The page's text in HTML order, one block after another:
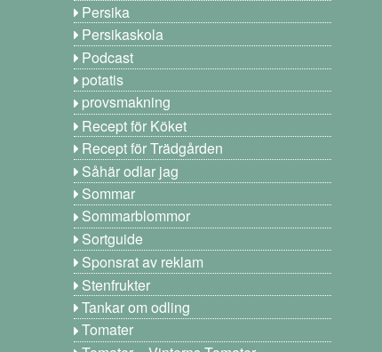
Persika
Persikaskola
Podcast
potatis
provsmakning
Recept för Köket
Recept för Trädgården
Såhär odlar jag
Sommar
Sommarblommor
Sortguide
Sponsrat av reklam
Stenfrukter
Tankar om odling
Tomater